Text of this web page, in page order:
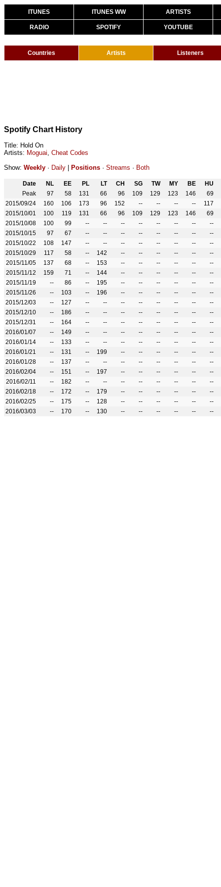
ITUNES ITUNES WW ARTISTS
RADIO SPOTIFY YOUTUBE
Countries Artists Listeners
Spotify Chart History
Title: Hold On
Artists: Moguai, Cheat Codes
Show: Weekly · Daily Positions · Streams · Both
Date NL EE PL LT CH SG TW MY BE
HU
Peak
97 58 131 66 96 109 129 123 146
69
2015/09/24
160 106 173 96 152 -- -- -- --
117
2015/10/01
100 119 131 66 96 109 129 123 146
69
2015/10/08
100 99 -- -- -- -- -- -- --
--
2015/10/15
97 67 -- -- -- -- -- -- --
--
2015/10/22
108 147 -- -- -- -- -- -- --
--
2015/10/29
117 58 -- 142 -- -- -- -- --
--
2015/11/05
137 68 -- 153 -- -- -- -- --
--
2015/11/12
159 71 -- 144 -- -- -- -- --
--
2015/11/19
-- 86 -- 195 -- -- -- -- --
--
2015/11/26
-- 103 -- 196 -- -- -- -- --
--
2015/12/03
-- 127 -- -- -- -- -- -- --
--
2015/12/10
-- 186 -- -- -- -- -- -- --
--
2015/12/31
-- 164 -- -- -- -- -- -- --
--
2016/01/07
-- 149 -- -- -- -- -- -- --
--
2016/01/14
-- 133 -- -- -- -- -- -- --
--
2016/01/21
-- 131 -- 199 -- -- -- -- --
--
2016/01/28
-- 137 -- -- -- -- -- -- --
--
2016/02/04
-- 151 -- 197 -- -- -- -- --
--
2016/02/11
-- 182 -- -- -- -- -- -- --
--
2016/02/18
-- 172 -- 179 -- -- -- -- --
--
2016/02/25
-- 175 -- 128 -- -- -- -- --
--
2016/03/03
-- 170 -- 130 -- -- -- -- -- --